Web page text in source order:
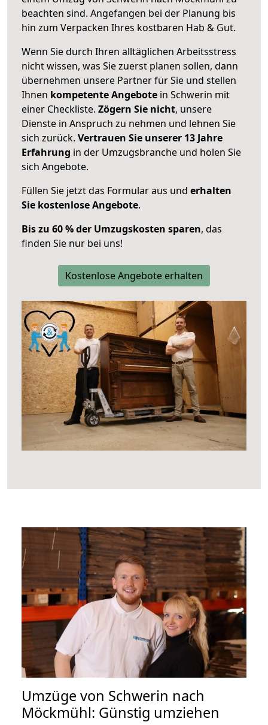
beachten sind. Angefangen bei der Planung bis
hin zum Verpacken Ihres kostbaren Hab & Gut.
Wenn Sie durch Ihren alltäglichen Arbeitsstress
nicht wissen, was Sie zuerst planen sollen, dann
übernehmen unsere Partner für Sie und stellen
Ihnen kompetente Angebote in Schwerin mit
einer Checkliste. Zögern Sie nicht, unsere
Dienste in Anspruch zu nehmen und lehnen Sie
sich zurück. Vertrauen Sie unserer 13 Jahre
Erfahrung in der Umzugsbranche und holen Sie
sich Angebote.
Füllen Sie jetzt das Formular aus und erhalten
Sie kostenlose Angebote.
Bis zu 60 % der Umzugskosten sparen, das
finden Sie nur bei uns!
Kostenlose Angebote erhalten
Umzüge von Schwerin nach
Möckmühl: Günstig umziehen